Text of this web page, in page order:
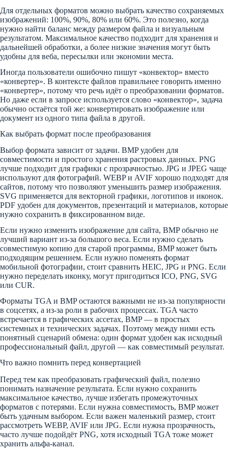
Для отдельных форматов можно выбрать качество сохраняемых
изображений: 100%, 90%, 80% или 60%. Это полезно, когда
нужно найти баланс между размером файла и визуальным
результатом. Максимальное качество подходит для хранения и
дальнейшей обработки, а более низкие значения могут быть
удобны для веба, пересылки или экономии места.
Иногда пользователи ошибочно пишут «конвектор» вместо
«конвертер». В контексте файлов правильнее говорить именно
«конвертер», потому что речь идёт о преобразовании форматов.
Но даже если в запросе используется слово «конвектор», задача
обычно остаётся той же: конвертировать изображение или
документ из одного типа файла в другой.
Как выбрать формат после преобразования
Выбор формата зависит от задачи. BMP удобен для
совместимости и простого хранения растровых данных. PNG
лучше подходит для графики с прозрачностью. JPG и JPEG чаще
используют для фотографий. WEBP и AVIF хорошо подходят для
сайтов, потому что позволяют уменьшить размер изображения.
SVG применяется для векторной графики, логотипов и иконок.
PDF удобен для документов, презентаций и материалов, которые
нужно сохранить в фиксированном виде.
Если нужно изменить изображение для сайта, BMP обычно не
лучший вариант из-за большого веса. Если нужно сделать
совместимую копию для старой программы, BMP может быть
подходящим решением. Если нужно поменять формат
мобильной фотографии, стоит сравнить HEIC, JPG и PNG. Если
нужно переделать иконку, могут пригодиться ICO, PNG, SVG
или CUR.
Форматы TGA и BMP остаются важными не из-за популярности
в соцсетях, а из-за роли в рабочих процессах. TGA часто
встречается в графических ассетах, BMP — в простых
системных и технических задачах. Поэтому между ними есть
понятный сценарий обмена: один формат удобен как исходный
профессиональный файл, другой — как совместимый результат.
Что важно помнить перед конвертацией
Перед тем как преобразовать графический файл, полезно
понимать назначение результата. Если нужно сохранить
максимальное качество, лучше избегать промежуточных
форматов с потерями. Если нужна совместимость, BMP может
быть удачным выбором. Если важен маленький размер, стоит
рассмотреть WEBP, AVIF или JPG. Если нужна прозрачность,
часто лучше подойдёт PNG, хотя исходный TGA тоже может
хранить альфа-канал.